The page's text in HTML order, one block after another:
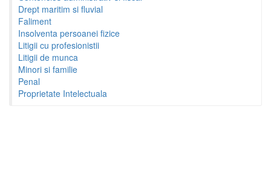
Drept maritim si fluvial
Faliment
Insolventa persoanei fizice
Litigii cu profesionistii
Litigii de munca
Minori si familie
Penal
Proprietate Intelectuala